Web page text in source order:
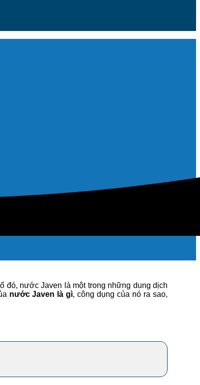
đó, nước Javen là một trong những dung dịch
nước Javen là gì, công dụng của nó ra sao,